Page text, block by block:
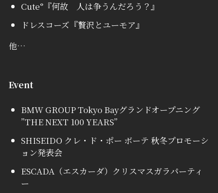
Cute°『何故 人は争うんだろう？』
ドレスコーズ『贅沢とユーモア』
他…
Event
BMW GROUP Tokyo Bayグランドオープニング
”THE NEXT 100 YEARS”
SHISEIDO クレ・ド・ポー ボーテ 秋冬プロモーシ
ョン発表会
ESCADA（エスカーダ）クリスマスガラパーティ
ー